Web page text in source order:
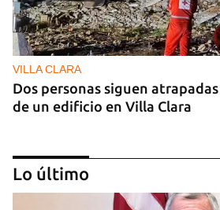
VILLA CLARA
Dos personas siguen
de un edificio en Villa Clara
Lo último